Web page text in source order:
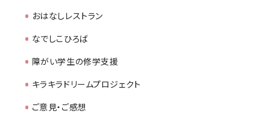
おはなしレストラン
なでしこひろば
障がい学生の修学支援
キラキラドリームプロジェクト
ご意見・ご感想